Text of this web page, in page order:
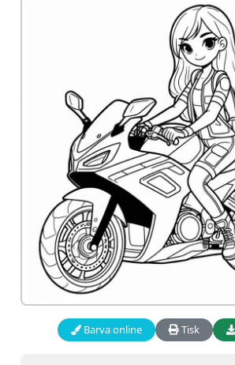
Barva online Tisk